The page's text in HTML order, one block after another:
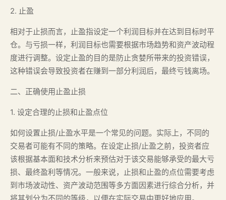
2. 止盈
相对于止损而言，止盈指设定一个利润目标并在达到目标时平
仓。与亏损一样，利润目标也需要根据市场趋势和资产波动程
度进行调整。设定止盈的目的是防止贪婪所带来的投资错误，
这种错误会导致投资者在赚到一部分利润后，最终亏钱离场。
二、正确使用止盈止损
1. 设定合理的止损和止盈点位
如何设置止损/止盈水平是一个常见的问题。实际上，不同的
交易者可能有不同的策略。在设定止损/止盈之前，投资者应
该根据基本面和技术分析来预估对于该交易能够承受的最大亏
损、最终盈利等情况。一般来说，止损和止盈的点位需要考虑
到市场波动性、资产波动范围等多方面因素进行综合分析，并